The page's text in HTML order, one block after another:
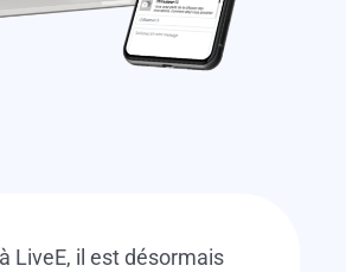
LiveE, il est désormais